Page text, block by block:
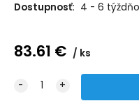
Dostupnosť: 4 - 6
83.61 € ks